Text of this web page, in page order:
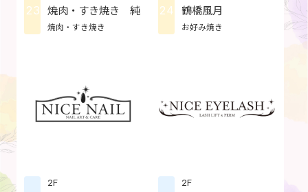
23 焼肉・すき焼き 純
焼肉・すき焼き
24 鶴橋風月
お好み焼き
2F 2F